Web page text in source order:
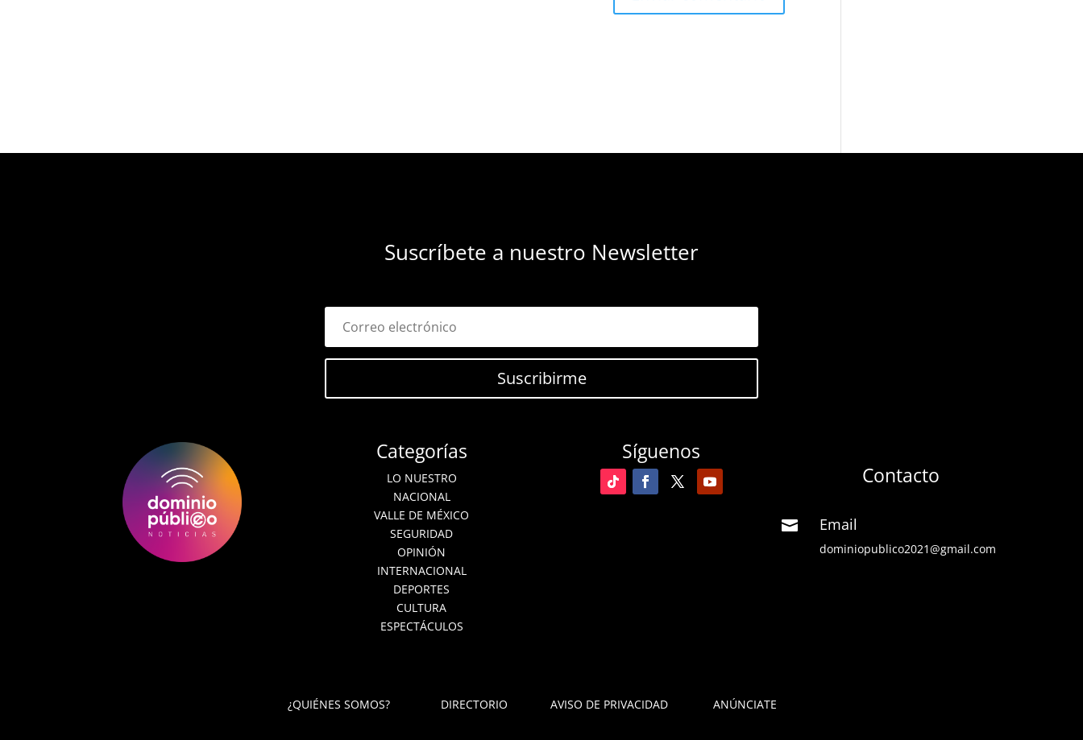
Suscríbete a nuestro Newsletter
Suscribirme
Categorías
LO NUESTRO
NACIONAL
VALLE DE MÉXICO
SEGURIDAD
OPINIÓN
INTERNACIONAL
DEPORTES
CULTURA
ESPECTÁCULOS
Síguenos
Contacto
 Email
dominiopublico2021@gmail.com
¿QUIÉNES SOMOS? DIRECTORIO AVISO DE PRIVACIDAD ANÚNCIATE